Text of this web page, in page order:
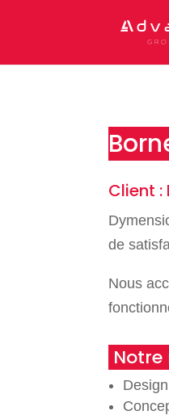
Client :
de
Nous
Notre